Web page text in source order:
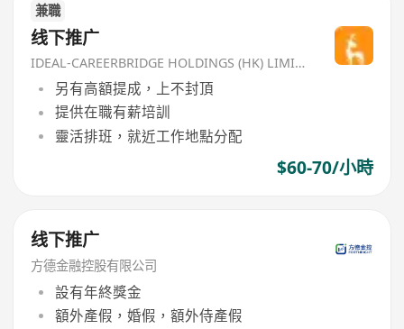
兼職
线下推广
IDEAL-CAREERBRIDGE HOLDINGS (HK) LIMITED
另有高額提成，上不封頂
提供在職有薪培訓
靈活排班，就近工作地點分配
$60-70/小時
线下推广
方德金融控股有限公司
設有年終獎金
額外產假，婚假，額外侍產假